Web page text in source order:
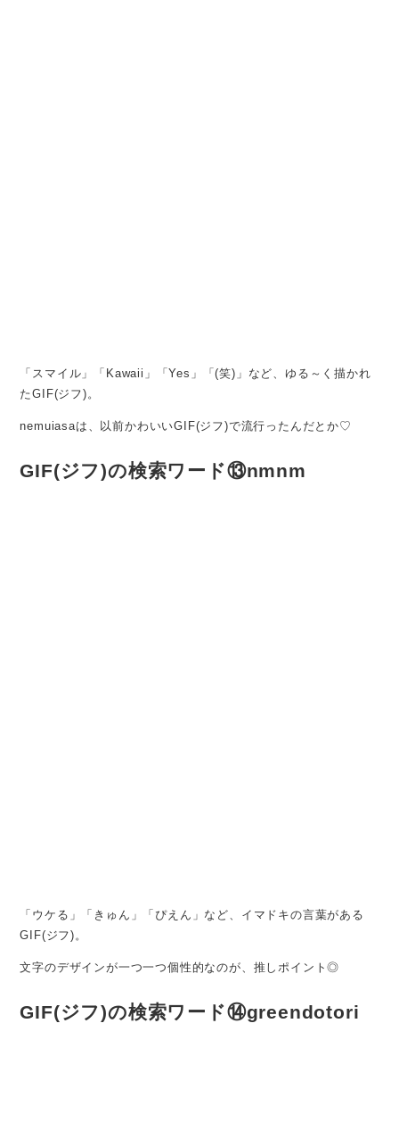
「スマイル」「Kawaii」「Yes」「(笑)」など、ゆる～く描かれ
たGIF(ジフ)。
nemuiasaは、以前かわいいGIF(ジフ)で流行ったんだとか♡
GIF(ジフ)の検索ワード⑬nmnm
「ウケる」「きゅん」「ぴえん」など、イマドキの言葉がある
GIF(ジフ)。
文字のデザインが一つ一つ個性的なのが、推しポイント◎
GIF(ジフ)の検索ワード⑭greendotori